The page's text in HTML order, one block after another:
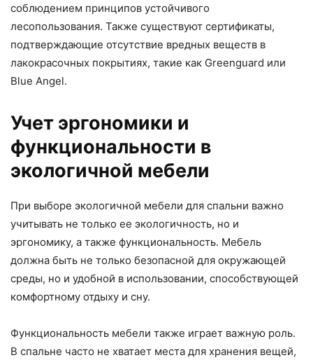
соблюдением принципов устойчивого
лесопользования. Также существуют сертификаты,
подтверждающие отсутствие вредных веществ в
лакокрасочных покрытиях, такие как Greenguard или
Blue Angel.
Учет эргономики и
функциональности в
экологичной мебели
При выборе экологичной мебели для спальни важно
учитывать не только ее экологичность, но и
эргономику, а также функциональность. Мебель
должна быть не только безопасной для окружающей
среды, но и удобной в использовании, способствующей
комфортному отдыху и сну.
Функциональность мебели также играет важную роль.
В спальне часто не хватает места для хранения вещей,